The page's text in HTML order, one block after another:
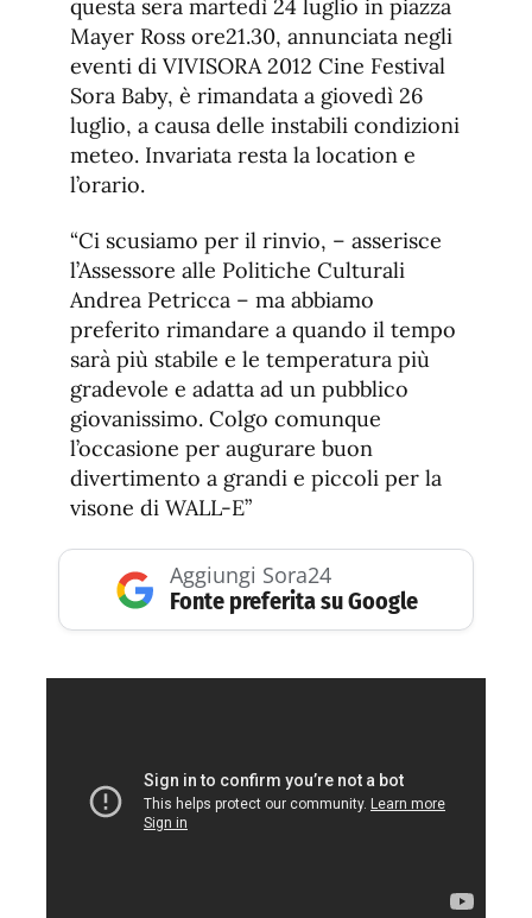
questa sera martedì 24 luglio in piazza
Mayer Ross ore21.30, annunciata negli
eventi di VIVISORA 2012 Cine Festival
Sora Baby, è rimandata a giovedì 26
luglio, a causa delle instabili condizioni
meteo. Invariata resta la location e
l’orario.
“Ci scusiamo per il rinvio, – asserisce
l’Assessore alle Politiche Culturali
Andrea Petricca – ma abbiamo
preferito rimandare a quando il tempo
sarà più stabile e le temperatura più
gradevole e adatta ad un pubblico
giovanissimo. Colgo comunque
l’occasione per augurare buon
divertimento a grandi e piccoli per la
visone di WALL-E”
Aggiungi Sora24
Fonte preferita su Google